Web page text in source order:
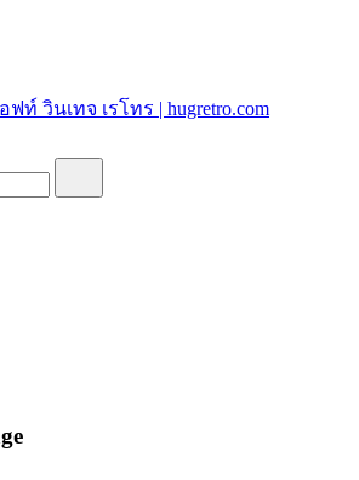
ราณ มีราคาแบบสวยๆเพียบหรือสั่งทำโทร
วินเทจ เรโทร | hugretro.com
านกาแฟ ผับ โรงแรม ป้ายโค้ก เป็ปซี่เวสป้า
ราณ มีราคาแบบสวยๆเพียบหรือสั่งทำโทร